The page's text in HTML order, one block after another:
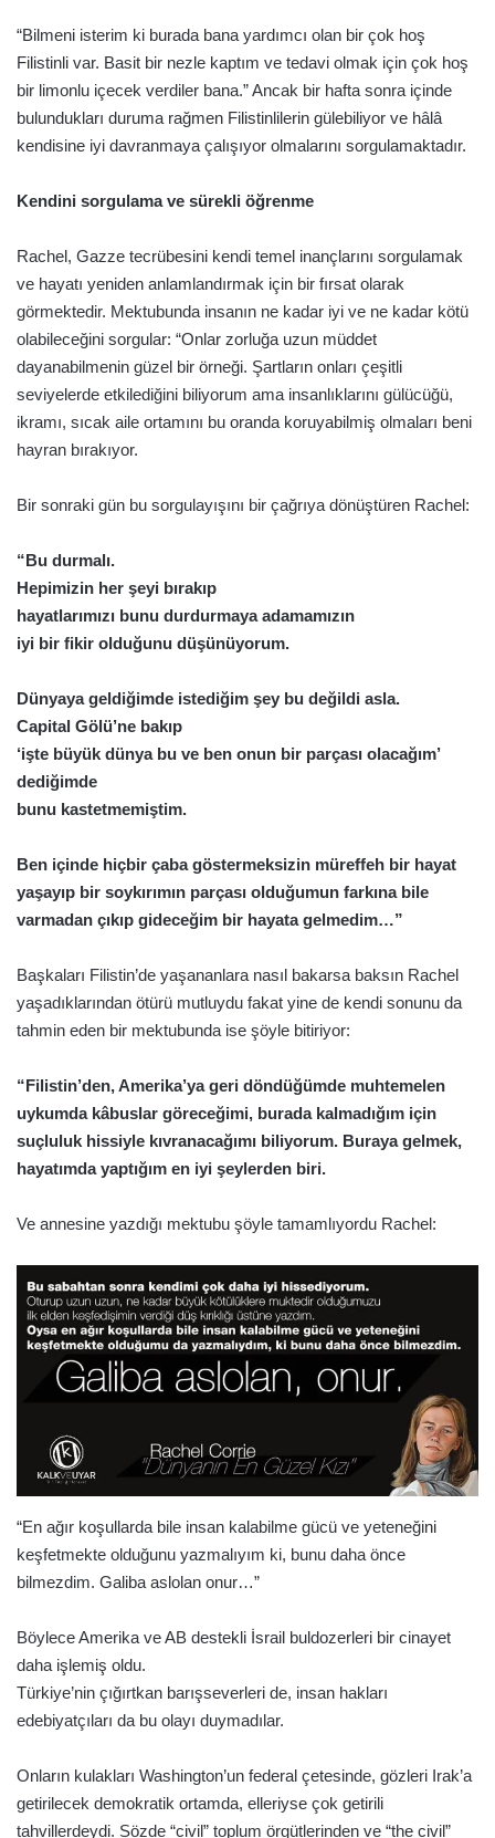
“Bilmeni isterim ki burada bana yardımcı olan bir çok hoş
Filistinli var. Basit bir nezle kaptım ve tedavi olmak için çok hoş
bir limonlu içecek verdiler bana.” Ancak bir hafta sonra içinde
bulundukları duruma rağmen Filistinlilerin gülebiliyor ve hâlâ
kendisine iyi davranmaya çalışıyor olmalarını sorgulamaktadır.
Kendini sorgulama ve sürekli öğrenme
Rachel, Gazze tecrübesini kendi temel inançlarını sorgulamak
ve hayatı yeniden anlamlandırmak için bir fırsat olarak
görmektedir. Mektubunda insanın ne kadar iyi ve ne kadar kötü
olabileceğini sorgular: “Onlar zorluğa uzun müddet
dayanabilmenin güzel bir örneği. Şartların onları çeşitli
seviyelerde etkilediğini biliyorum ama insanlıklarını gülücüğü,
ikramı, sıcak aile ortamını bu oranda koruyabilmiş olmaları beni
hayran bırakıyor.
Bir sonraki gün bu sorgulayışını bir çağrıya dönüştüren Rachel:
“Bu durmalı.
Hepimizin her şeyi bırakıp
hayatlarımızı bunu durdurmaya adamamızın
iyi bir fikir olduğunu düşünüyorum.
Dünyaya geldiğimde istediğim şey bu değildi asla.
Capital Gölü’ne bakıp
‘işte büyük dünya bu ve ben onun bir parçası olacağım’
dediğimde
bunu kastetmemiştim.
Ben içinde hiçbir çaba göstermeksizin müreffeh bir hayat
yaşayıp bir soykırımın parçası olduğumun farkına bile
varmadan çıkıp gideceğim bir hayata gelmedim…”
Başkaları Filistin’de yaşananlara nasıl bakarsa baksın Rachel
yaşadıklarından ötürü mutluydu fakat yine de kendi sonunu da
tahmin eden bir mektubunda ise şöyle bitiriyor:
“Filistin’den, Amerika’ya geri döndüğümde muhtemelen
uykumda kâbuslar göreceğimi, burada kalmadığım için
suçluluk hissiyle kıvranacağımı biliyorum. Buraya gelmek,
hayatımda yaptığım en iyi şeylerden biri.
Ve annesine yazdığı mektubu şöyle tamamlıyordu Rachel:
“En ağır koşullarda bile insan kalabilme gücü ve yeteneğini
keşfetmekte olduğunu yazmalıyım ki, bunu daha önce
bilmezdim. Galiba aslolan onur…”
Böylece Amerika ve AB destekli İsrail buldozerleri bir cinayet
daha işlemiş oldu.
Türkiye’nin çığırtkan barışseverleri de, insan hakları
edebiyatçıları da bu olayı duymadılar.
Onların kulakları Washington’un federal çetesinde, gözleri Irak’a
getirilecek demokratik ortamda, elleriyse çok getirili
tahvillerdeydi. Sözde “civil” toplum örgütlerinden ve “the civil”